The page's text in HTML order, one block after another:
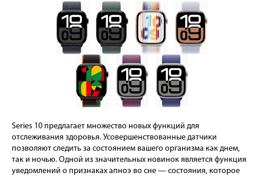
Series 10 предлагает множество новых функций для
отслеживания здоровья. Усовершенствованные датчики
позволяют следить за состоянием вашего организма как днем,
так и ночью. Одной из значительных новинок является функция
уведомлений о признаках апноэ во сне — состояния, которое